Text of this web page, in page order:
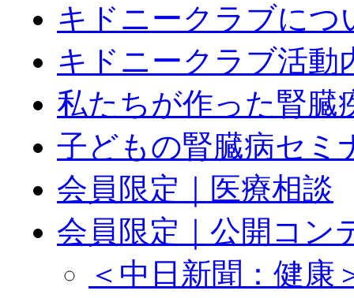
キドニークラブにつ
キドニークラブ活動
私たちが作った腎臓
子どもの腎臓病セミ
会員限定｜医療相談
会員限定｜公開コン
＜中日新聞：健